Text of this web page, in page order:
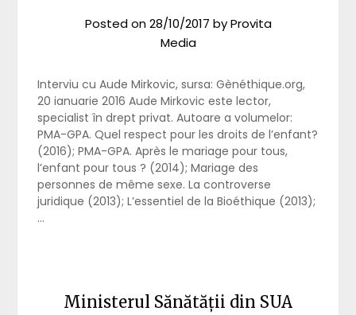
Posted on28/10/2017 byProvita
Media
Interviu cu Aude Mirkovic, sursa: Gènéthique.org,
20 ianuarie 2016 Aude Mirkovic este lector,
specialist în drept privat. Autoare a volumelor:
PMA-GPA. Quel respect pour les droits de l’enfant?
(2016); PMA-GPA. Après le mariage pour tous,
l’enfant pour tous ? (2014); Mariage des
personnes de même sexe. La controverse
juridique (2013); L’essentiel de la Bioéthique (2013);
…
Ministerul Sănătății din SUA